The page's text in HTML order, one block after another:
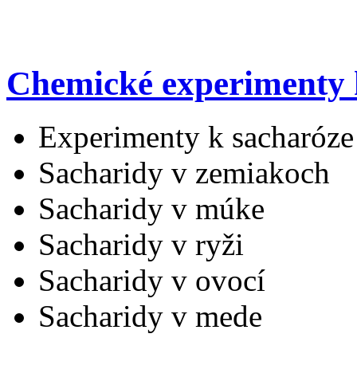
Chemické
Experimenty k sacharóze
Sacharidy v zemiakoch
Sacharidy v múke
Sacharidy v ryži
Sacharidy v ovocí
Sacharidy v mede